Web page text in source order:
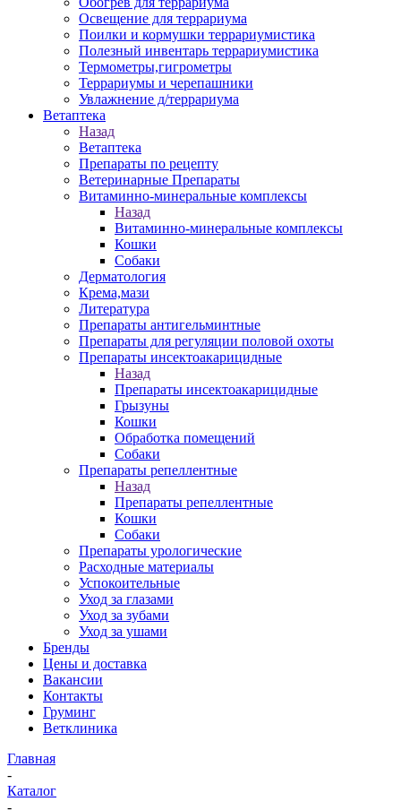
Освещение для террариума
Поилки и кормушки террариумистика
Полезный инвентарь террариумистика
Термометры,гигрометры
Террариумы и черепашники
Увлажнение д/террариума
Ветаптека
Назад
Ветаптека
Препараты по рецепту
Ветеринарные Препараты
Витаминно-минеральные комплексы
Назад
Витаминно-минеральные комплексы
Кошки
Собаки
Дерматология
Крема,мази
Литература
Препараты антигельминтные
Препараты для регуляции половой охоты
Препараты инсектоакарицидные
Назад
Препараты инсектоакарицидные
Грызуны
Кошки
Обработка помещений
Собаки
Препараты репеллентные
Назад
Препараты репеллентные
Кошки
Собаки
Препараты урологические
Расходные материалы
Успокоительные
Уход за глазами
Уход за зубами
Уход за ушами
Бренды
Цены и доставка
Вакансии
Контакты
Груминг
Ветклиника
Главная
-
Каталог
-